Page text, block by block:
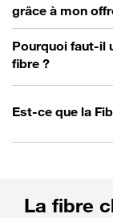
grâce à mon
Pourquoi faut-il
fibre ?
Est-ce que la
La fibre